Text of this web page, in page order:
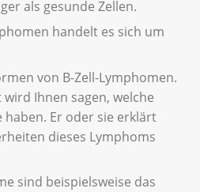
als gesunde Zellen.
handelt es sich um
von B-Zell-Lymphomen.
Ihnen sagen, welche
haben. Er oder sie erklärt
dieses Lymphoms
sind beispielsweise das